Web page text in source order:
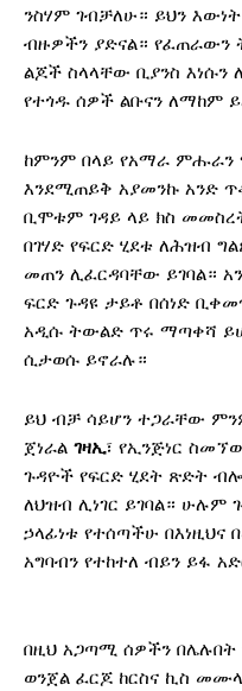
ንስሃም ገብቻለሁ። ይህን
ብዙዎችን ያድናል።
ልጆች ስላላቸው ቢያንስ
የተጎዱ ሰዎች ልቡናን ለማከም
ከምንም በላይ የአማራ ምሑራን
እንደሚጠይቅ አያመንኩ አንድ
ቢሞቱም ገዳይ ላይ ክስ
በገሃድ የፍርድ ሂደቱ ለሕዝብ
መጠን ሊፈርዳባቸው ይገባል።
ፍርድ ጉዳዩ ታይቶ በሰነድ
አዲሱ ትውልድ ጥሩ ማጣቀሻ
ሲታወሱ ይኖራሉ።
ይህ ብቻ ሳይሆን ተጋራቸው
ጀነራል ገዛኢ፣ የኢንጅነር
ጉዳዮች የፍርድ ሂደት ጽድት
ለህዝብ ሊነገር ይገባል። ሁሉም
ኃላፊነቱ የተሰጣችሁ በእነዚህና
አግባብን የተከተለ ብይን ይፋ
በዚህ አጋጣሚ ሰዎችን
ወንጀል ፈርጆ ከርስና ኪስ